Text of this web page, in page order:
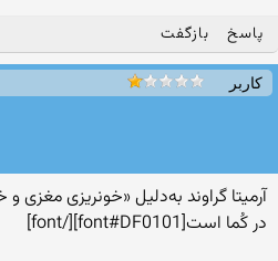
پاسخ بازگفت
کاربر
آرمیتا گراوند به‌دلیل «خونریزی
در کُما است[font#DF0101][/font]